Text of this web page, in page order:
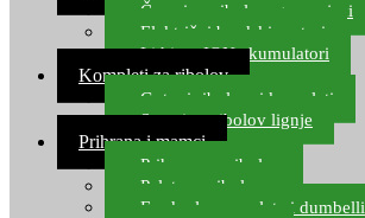
Čamci za ribolov, gumenjaci
Električni brodski motori
Lithium ION akumulatori
Kompleti za ribolov
Gotovi ribolovni kompleti
Setovi za ribolov lignje
Prihrana i mamci
Prihrana za ribolov
Pelete za ribolov
Feeder lovne pelete i dumbelli